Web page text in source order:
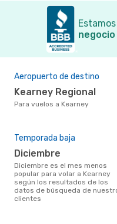
Aeropuerto de destino
Kearney Regional
Para vuelos a Kearney
Temporada baja
diciembre
diciembre es el mes menos
popular para volar a Kearney
según los resultados de los
datos de búsqueda de
clientes